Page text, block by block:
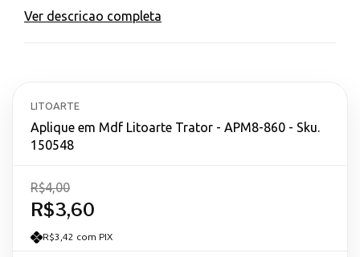
Ver descricao completa
LITOARTE
Aplique em Mdf Litoarte Trator - APM8-860 - Sku.
150548
R$3,60
R$4,00
R$3,42 com PIX